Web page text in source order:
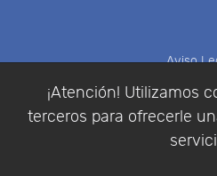
¡Atención! Utilizamos
terceros para ofrecerle
Aviso
Condiciones